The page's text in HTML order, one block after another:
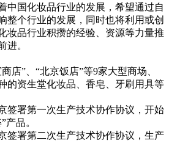
中国化妆品行业的发展，希望通过自
整个行业的发展，同时也将利用或创
妆品行业积攒的经验、资源等力量推
进。
”、“北京饭店”等9家大型商场、
的资生堂化妆品、香皂、牙刷用具等
署第一次生产技术协作协议，开始
产品。
署第二次生产技术协作协议，生产